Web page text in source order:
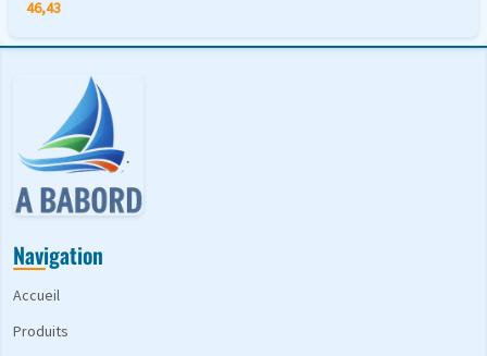
46,43
Navigation
Accueil
Produits